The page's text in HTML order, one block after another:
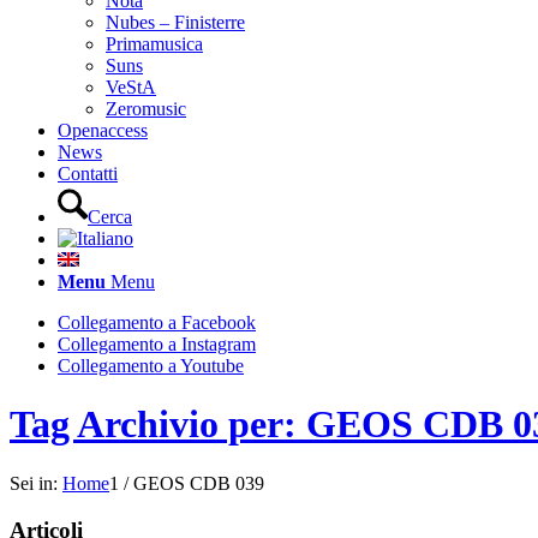
Nubes – Finisterre
Primamusica
Suns
VeStA
Zeromusic
Openaccess
News
Contatti
Cerca
Menu Menu
Collegamento a Facebook
Collegamento a Instagram
Collegamento a Youtube
Tag Archivio per: GEOS CDB
Sei in: Home1 / GEOS CDB 039
Articoli